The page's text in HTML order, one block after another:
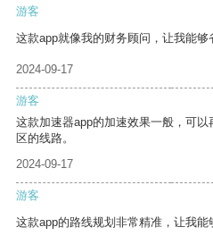
游客
这款app就像我的财务顾问，让我能够
2024-09-17
游客
这款加速器app的加速效果一般，可
区的线路。
2024-09-17
游客
这款app的路线规划非常精准，让我能